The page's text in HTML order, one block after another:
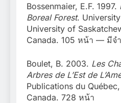
Bossenmaier, E.F. 1997.
Boreal Forest.
University of
Canada. 105 หน้า — มีจ
Boulet, B. 2003. Les
Arbres de L’Est de
Publications du
Canada. 728 หน้า